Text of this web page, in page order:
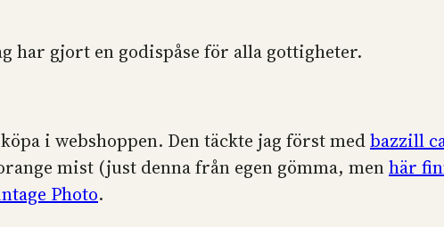
har gjort en godispåse för alla gottigheter.
i webshoppen. Den täckte jag först medbazzill
mist (just denna från egen gömma, menhär
Photo.